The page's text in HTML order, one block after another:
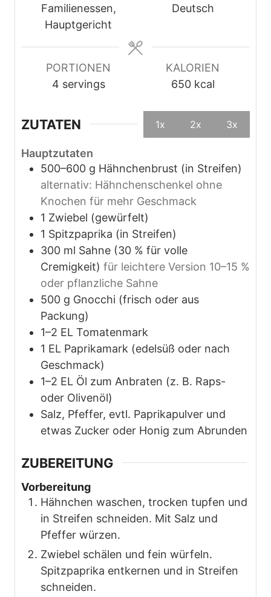
t
e
e
Familienessen,
Hauptgericht
Deutsch
PORTIONEN
4 servings
KALORIEN
650 kcal
ZUTATEN 1x 2x 3x
Hauptzutaten
500–600 g Hähnchenbrust (in Streifen)
alternativ: Hähnchenschenkel ohne
Knochen für mehr Geschmack
1 Zwiebel (gewürfelt)
1 Spitzpaprika (in Streifen)
300 ml Sahne (30 % für volle
Cremigkeit) für leichtere Version 10–15 %
oder pflanzliche Sahne
500 g Gnocchi (frisch oder aus
Packung)
1–2 EL Tomatenmark
1 EL Paprikamark (edelsüß oder nach
Geschmack)
1–2 EL Öl zum Anbraten (z. B. Raps-
oder Olivenöl)
Salz, Pfeffer, evtl. Paprikapulver und
etwas Zucker oder Honig zum Abrunden
ZUBEREITUNG
Vorbereitung
Hähnchen waschen, trocken tupfen und
in Streifen schneiden. Mit Salz und
Pfeffer würzen.
Zwiebel schälen und fein würfeln.
Spitzpaprika entkernen und in Streifen
schneiden.